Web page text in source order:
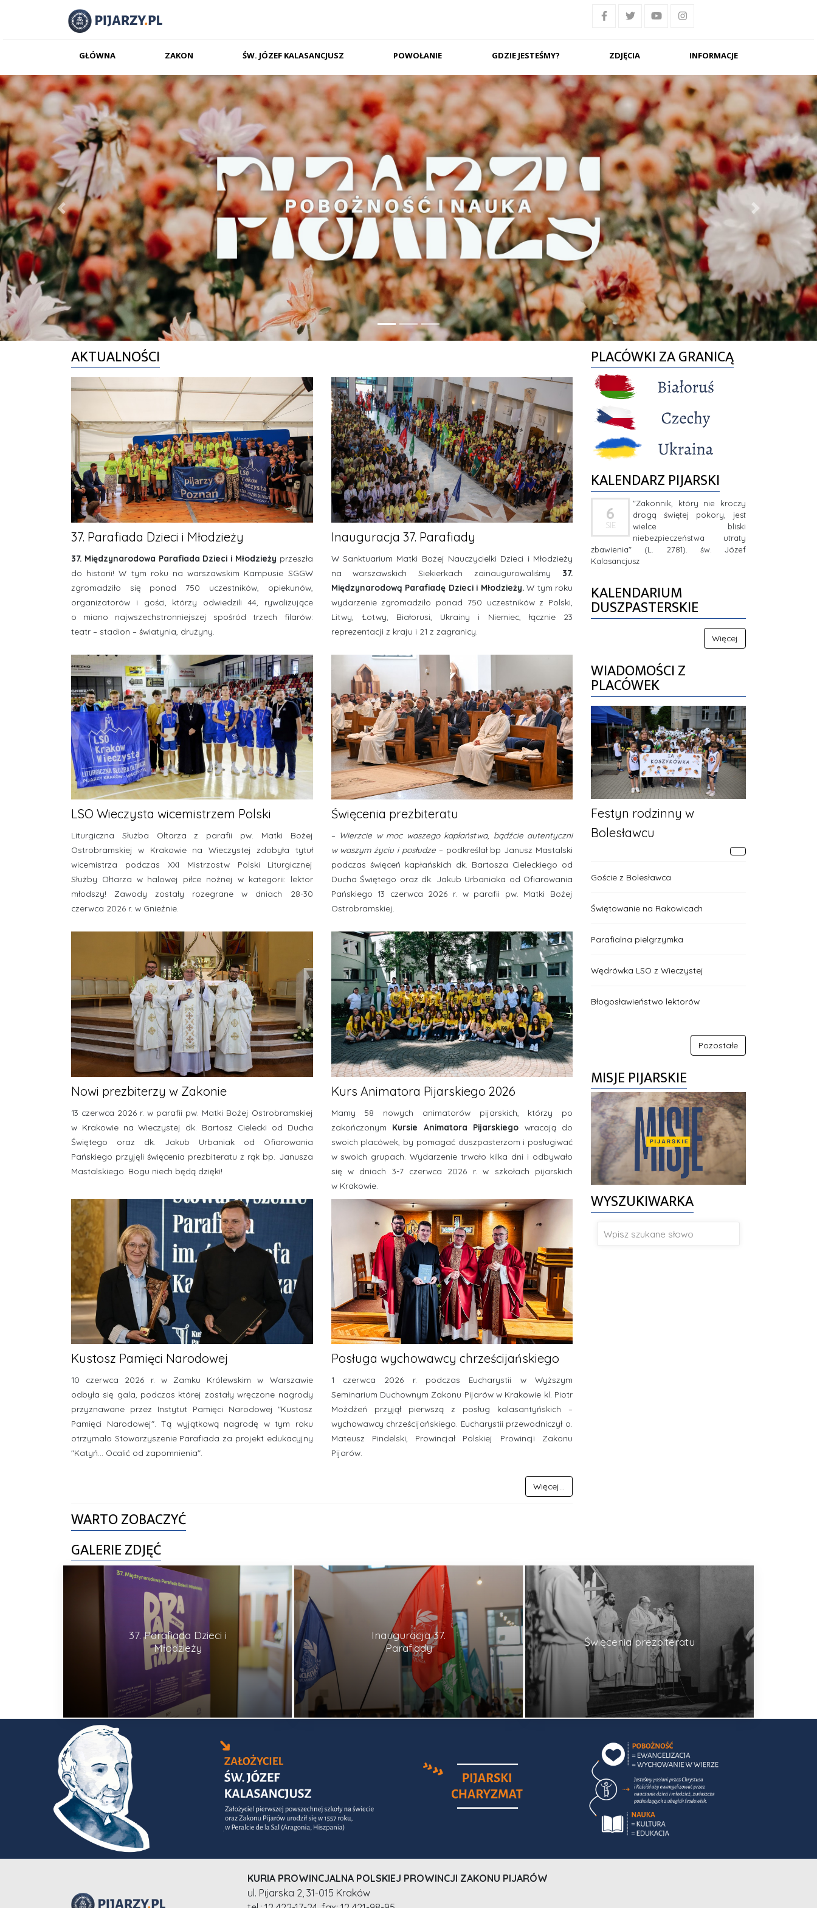
GŁÓWNA ZAKON ŚW. JÓZEF KALASANCJUSZ POWOŁANIE GDZIE JESTEŚMY? ZDJĘCIA INFORMACJE
Previous Next
AKTUALNOŚCI
37. Parafiada Dzieci i Młodzieży
37. Międzynarodowa Parafiada Dzieci i Młodzieży przeszła
do historii! W tym roku na warszawskim Kampusie SGGW
zgromadziło się ponad 750 uczestników, opiekunów,
organizatorów i gości, którzy odwiedzili 44, rywalizujące
o miano najwszechstronniejszej spośród trzech filarów:
teatr – stadion – światynia, drużyny.
Inauguracja 37. Parafiady
W Sanktuarium Matki Bożej Nauczycielki Dzieci i Młodzieży
na warszawskich Siekierkach zainaugurowaliśmy 37.
Międzynarodową Parafiadę Dzieci i Młodzieży. W tym roku
wydarzenie zgromadziło ponad 750 uczestników z Polski,
Litwy, Łotwy, Białorusi, Ukrainy i Niemiec, łącznie 23
reprezentacji z kraju i 21 z zagranicy.
LSO Wieczysta wicemistrzem Polski
Liturgiczna Służba Ołtarza z parafii pw. Matki Bożej
Ostrobramskiej w Krakowie na Wieczystej zdobyła tytuł
wicemistrza podczas XXI Mistrzostw Polski Liturgicznej
Służby Ołtarza w halowej piłce nożnej w kategorii: lektor
młodszy! Zawody zostały rozegrane w dniach 28-30
czerwca 2026 r. w Gnieźnie.
Święcenia prezbiteratu
– Wierzcie w moc waszego kapłaństwa, bądźcie autentyczni
w waszym życiu i posłudze– podkreślał bp Janusz Mastalski
podczas święceń kapłańskich dk. Bartosza Cieleckiego od
Ducha Świętego oraz dk. Jakub Urbaniaka od Ofiarowania
Pańskiego 13 czerwca 2026 r. w parafii pw. Matki Bożej
Ostrobramskiej.
Nowi prezbiterzy w Zakonie
13 czerwca 2026 r. w parafii pw. Matki Bożej Ostrobramskiej
w Krakowie na Wieczystej dk. Bartosz Cielecki od Ducha
Świętego oraz dk. Jakub Urbaniak od Ofiarowania
Pańskiego przyjęli święcenia prezbiteratu z rąk bp. Janusza
Mastalskiego. Bogu niech będą dzięki!
Kurs Animatora Pijarskiego 2026
Mamy 58 nowych animatorów pijarskich, którzy po
zakończonym Kursie Animatora Pijarskiego wracają do
swoich placówek, by pomagać duszpasterzom i posługiwać
w swoich grupach. Wydarzenie trwało kilka dni i odbywało
się w dniach 3-7 czerwca 2026 r. w szkołach pijarskich
w Krakowie.
Kustosz Pamięci Narodowej
10 czerwca 2026 r. w Zamku Królewskim w Warszawie
odbyła się gala, podczas której zostały wręczone nagrody
przyznawane przez Instytut Pamięci Narodowej "Kustosz
Pamięci Narodowej". Tą wyjątkową nagrodę w tym roku
otrzymało Stowarzyszenie Parafiada za projekt edukacyjny
"Katyń... Ocalić od zapomnienia".
Posługa wychowawcy chrześcijańskiego
1 czerwca 2026 r. podczas Eucharystii w Wyższym
Seminarium Duchownym Zakonu Pijarów w Krakowie kl. Piotr
Możdżeń przyjął pierwszą z posług kalasantyńskich –
wychowawcy chrześcijańskiego. Eucharystii przewodniczył o.
Mateusz Pindelski, Prowincjał Polskiej Prowincji Zakonu
Pijarów.
Więcej...
PLACÓWKI ZA GRANICĄ
KALENDARZ PIJARSKI
6
SIE
"Zakonnik, który nie kroczy
drogą świętej pokory, jest
wielce bliski
niebezpieczeństwa utraty
zbawienia" (L. 2781). św. Józef
Kalasancjusz
KALENDARIUM
DUSZPASTERSKIE
Więcej
WIADOMOŚCI Z
PLACÓWEK
Festyn rodzinny w
Bolesławcu
Goście z Bolesławca
Świętowanie na Rakowicach
Parafialna pielgrzymka
Wędrówka LSO z Wieczystej
Błogosławieństwo lektorów
Pozostałe
MISJE PIJARSKIE
WYSZUKIWARKA
WARTO ZOBACZYĆ
GALERIE ZDJĘĆ
37. Parafiada Dzieci i
Młodzieży
Inauguracja 37.
Parafiady
Święcenia prezbiteratu
KURIA PROWINCJALNA POLSKIEJ PROWINCJI ZAKONU PIJARÓW
ul. Pijarska 2, 31-015 Kraków